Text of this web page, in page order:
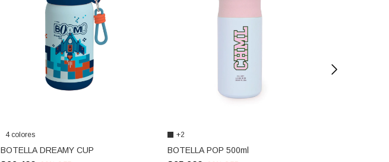
4 colores
BOTELLA DREAMY CUP
+2
BOTELLA POP 500ml